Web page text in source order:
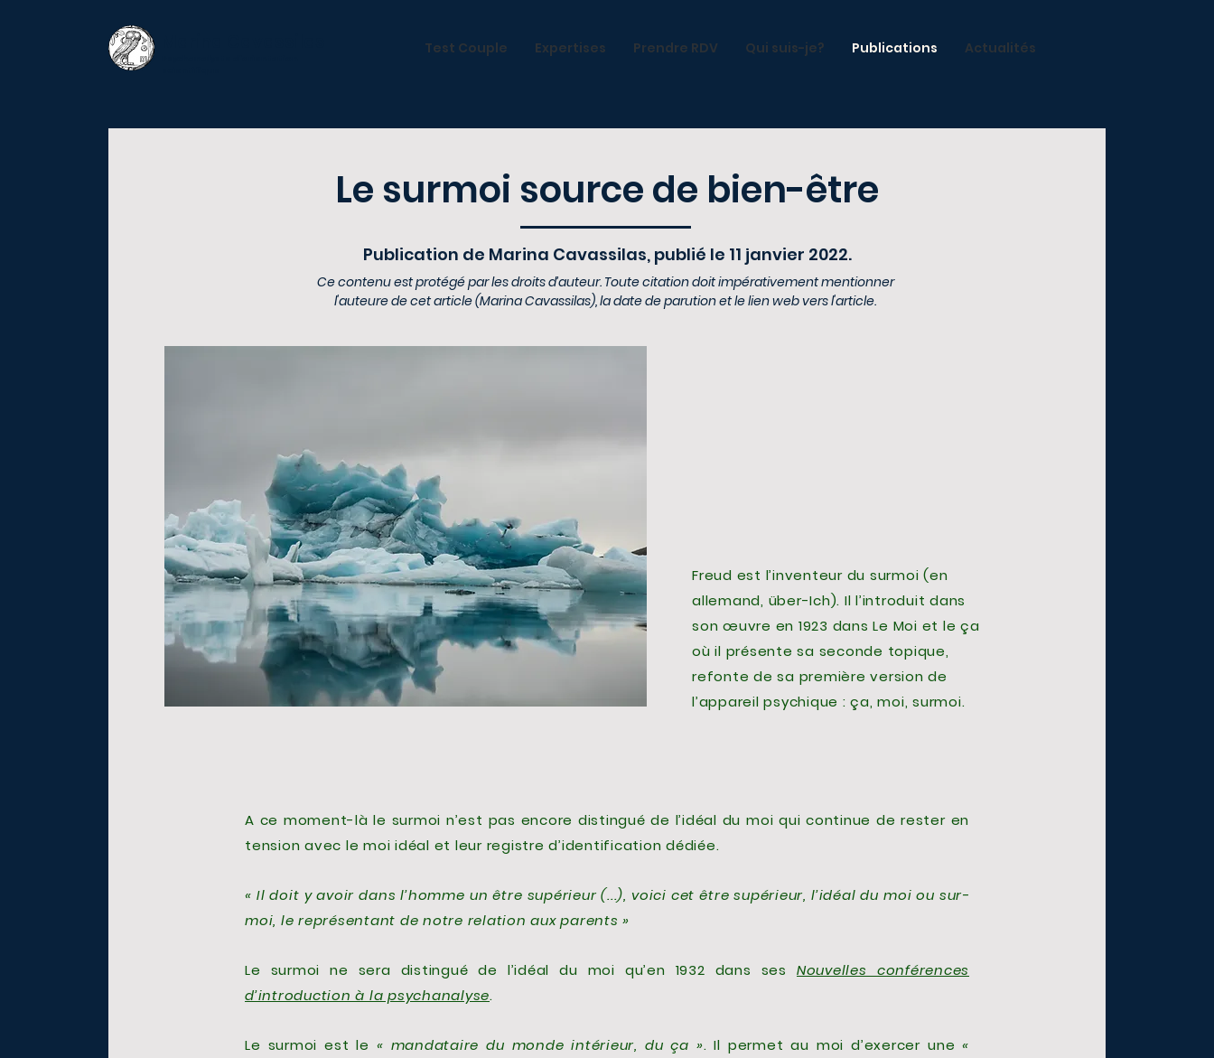
Test Couple Expertises Prendre RDV Qui suis-je? Publications Actualités
Le surmoi source de bien-être
Publication de Marina Cavassilas, publié le 11 janvier 2022.
Ce contenu est protégé par les droits d’auteur. Toute citation doit impérativement mentionner
l'auteure de cet article (Marina Cavassilas), la date de parution et le lien web vers l'article.
Freud est l’inventeur du surmoi (en
allemand, über-Ich). Il l’introduit dans
son œuvre en 1923 dans Le Moi et le ça
où il présente sa seconde topique,
refonte de sa première version de
l’appareil psychique : ça, moi, surmoi.
A ce moment-là le surmoi n’est pas encore distingué de l’idéal du moi qui continue de rester en
tension avec le moi idéal et leur registre d’identification dédiée.
« Il doit y avoir dans l’homme un être supérieur (...), voici cet être supérieur, l’idéal du moi ou sur-
moi, le représentant de notre relation aux parents »
Le surmoi ne sera distingué de l’idéal du moi qu’en 1932 dans ses Nouvelles conférences
d’introduction à la psychanalyse.
Le surmoi est le « mandataire du monde intérieur, du ça ». Il permet au moi d’exercer une«